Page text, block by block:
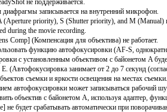
не поддерживается.
диафрагмы записывается на внутренний микрофон.
(Aperture priority), S (Shutter priority), and M (Manual)
during the movie recording.
Comp] (Компенсация для объектива) не работает.
функцию автофокусировки (AF-S,
с установленным объективом с байонетом A
(Автофокусировка занимает от 2 до 7 секунд
съемки и яркости освещения на местах
автофокусировки может записываться рабочий
объектив с байонетом A, используя адаптер,
не будет срабатывать автоматически при